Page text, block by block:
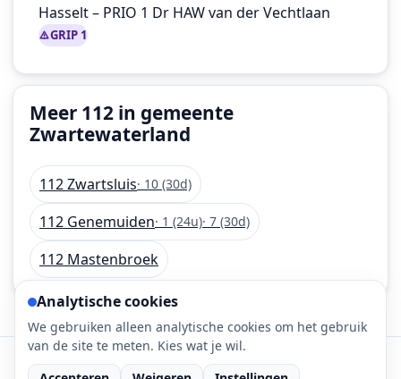
Hasselt – PRIO 1 Dr HAW van der Vechtlaan
GRIP 1
Meer 112 in gemeente
Zwartewaterland
112 Zwartsluis· 10 (30d)
112 Genemuiden· 1 (24u)· 7 (30d)
112 Mastenbroek
112-meldingen.nl • 112 meldingen is onderdeel
Analytische cookies
We gebruiken alleen analytische cookies om het gebruik
van de site te meten. Kies wat je wil.